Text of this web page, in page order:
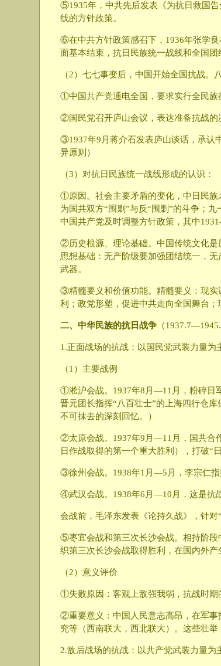
⑤1935年，中共先后发表《为抗日救国
线的方针政策。
⑥在中共方针政策感召下，1936年张学
面基本结束，抗日民族统一战线和全国
（2）七七事变后，中国开始全国抗战
①中国共产党通电全国，要求实行全民族
②国民党召开庐山会议，表达准备抗战的
③1937年9月蒋介石发表庐山谈话，承认
异原则）
（3）对抗日民族统一战线形成的认识：
①原因。社会主要矛盾的变化，中日民族
为国共双方“围剿”与反“围剿”的斗争；
中国共产党及时调整方针政策，其中
②历史根源、理论基础。中国传统文化是
思想基础：无产阶级要加强团结统一，
武器。
③精髓要义和价值功能。精髓要义：现实
利；政党形塑，促进中共走向全国舞台；
二、中华民族的抗日战争 （
1.正面战场的抗战：以国民党武装力量为
（1）主要战例
①淞沪会战。1937年8月—11月，粉碎日
晋元团长指挥“八百壮士”的上海四行仓
不可抹去的深刻回忆。）
②太原会战。1937年9月—11月，国共合
日作战取得的第一个重大胜利），打破“
③徐州会战。1938年1月—5月，李宗仁指
④武汉会战。1938年6月—10月，这是抗
会战前，毛泽东发表《论持久战》，针
⑤枣宜会战和第三次长沙会战。相持阶段
织第三次长沙会战取得胜利，在国内外产
（2）意义评价
①失败原因：客观上敌强我弱，抗战时期
②重要意义：中国人民意志高昂，在军事
究等（西南联大，西北联大）。这些壮
2.敌后战场的抗战：以共产党武装力量